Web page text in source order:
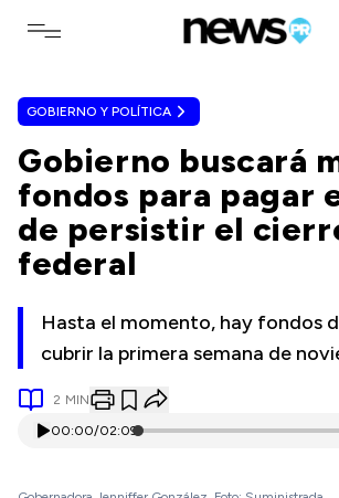
Toggle navigation menu
GOBIERNO Y POLÍTICA
Gobierno buscará
fondos para pagar
de persistir el
federal
Hasta el momento, hay fondos
cubrir la primera semana de
2 MIN
00:00/02:09